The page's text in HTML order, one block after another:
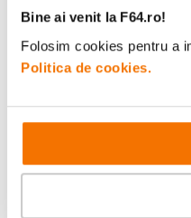
Bine ai venit la F64.ro!
Folosim cookies pentru a
Politica de cookies.
Descopera
ghiduri foto-
pentru tine.